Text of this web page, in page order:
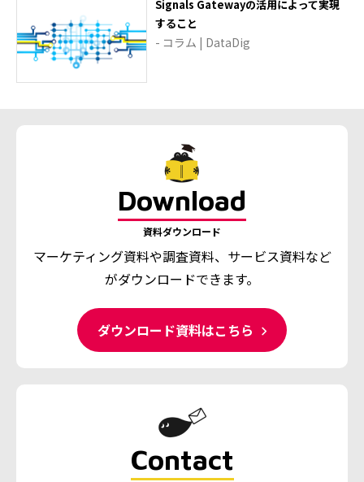
Signals Gatewayの活用によって実現
すること
- コラム | DataDig
Download
資料ダウンロード
マーケティング資料や調査資料、 サービス資料など
がダウンロードできます。
ダウンロード資料はこちら
Contact